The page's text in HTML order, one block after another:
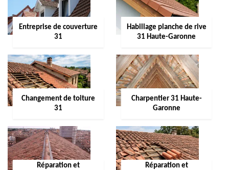
Entreprise de couverture
31
Habillage planche de rive
31 Haute-Garonne
Changement de toiture
31
Charpentier 31 Haute-
Garonne
Réparation et
Réparation et